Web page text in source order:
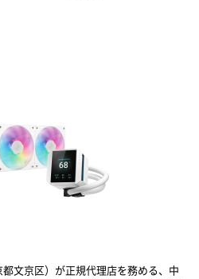
文京区）が正規代理店を務める、中